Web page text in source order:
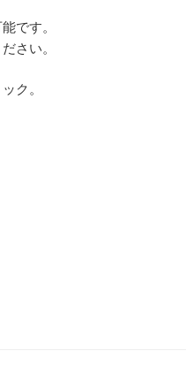
です。
さい。
ク。